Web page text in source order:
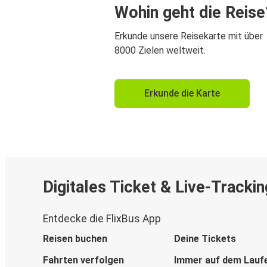
Wohin geht die
Erkunde unsere Reisekarte mit über
8000 Zielen weltweit.
Erkunde die Karte
Digitales Ticket & Live-
Entdecke die FlixBus App
Reisen buchen
Deine Tickets
Fahrten verfolgen
Immer auf dem